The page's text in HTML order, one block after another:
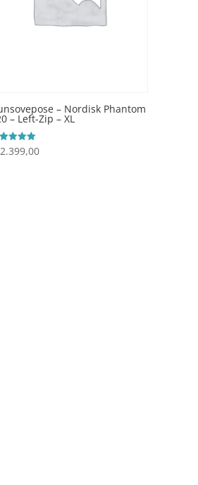
– Nordisk Phantom
– Left-Zip – XL
2.399,00